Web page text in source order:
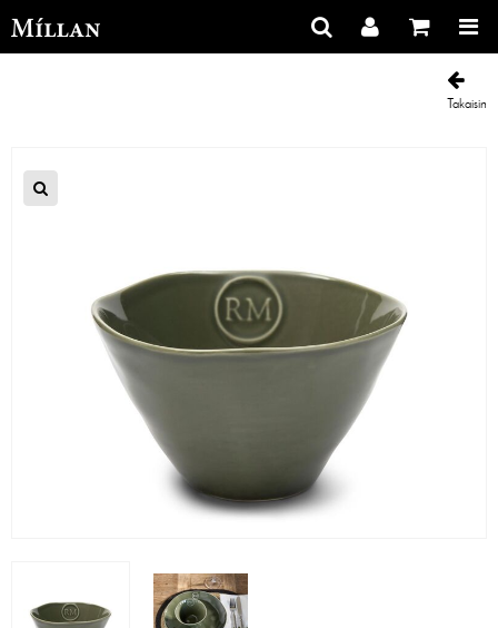
Takaisin